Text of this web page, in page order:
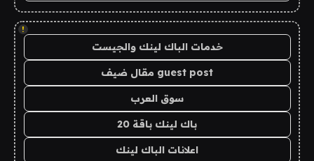
!
خدمات الباك لينك والجيست
guest post مقال ضيف
سوق العرب
باك لينك باقة 20
اعلانات الباك لينك